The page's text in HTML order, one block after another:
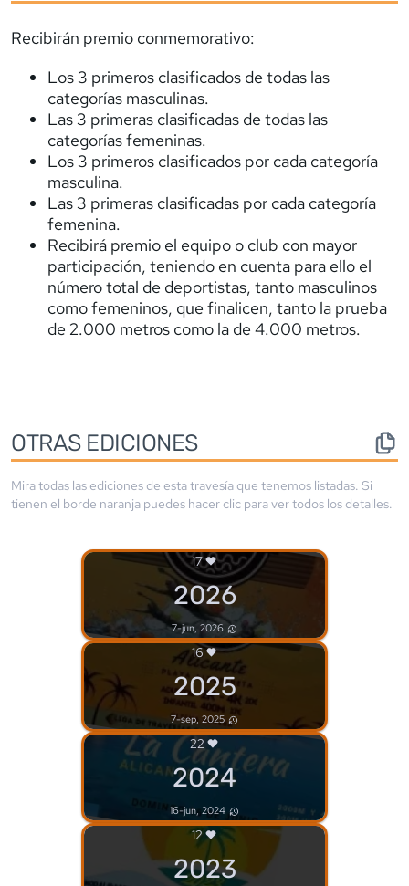
Recibirán premio conmemorativo:
Los 3 primeros clasificados de todas las
categorías masculinas.
Las 3 primeras clasificadas de todas las
categorías femeninas.
Los 3 primeros clasificados por cada categoría
masculina.
Las 3 primeras clasificadas por cada categoría
femenina.
Recibirá premio el equipo o club con mayor
participación, teniendo en cuenta para ello el
número total de deportistas, tanto masculinos
como femeninos, que finalicen, tanto la prueba
de 2.000 metros como la de 4.000 metros.
OTRAS EDICIONES
Mira todas las ediciones de esta travesía que tenemos listadas. Si
tienen el borde naranja puedes hacer clic para ver todos los detalles.
17
2026
7-jun, 2026
16
2025
7-sep, 2025
22
2024
16-jun, 2024
12
2023